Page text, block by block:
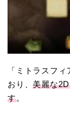
「ミトラスフ
おり、美麗な
す。